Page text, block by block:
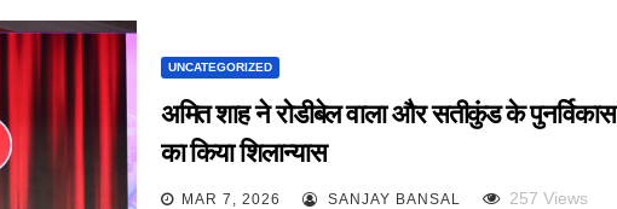
UNCATEGORIZED
अमित शाह ने रोडीबेल वाला और सतीकुंड के पुनर्विकास
का किया शिलान्यास
MAR 7, 2026 SANJAY BANSAL 257 Views